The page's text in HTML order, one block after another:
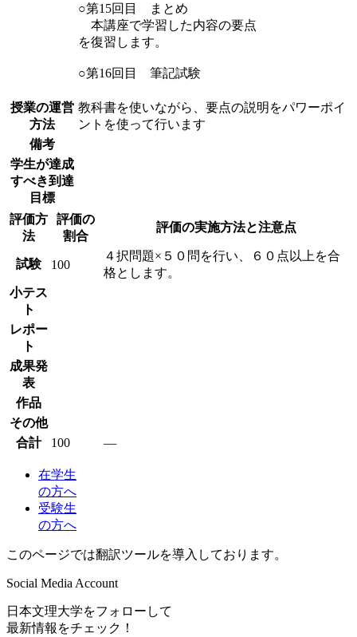
○第15回目 まとめ
本講座で学習した内容の要点
を復習します。
○第16回目 筆記試験
授業の運営
方法
教科書を使いながら、要点の説明をパワーポイ
ントを使って行います
備考
学生が達成
すべき到達
目標
評価方
法
評価の
割合
評価の実施方法と注意点
試験 100
４択問題×５０問を行い、６０点以上を合
格とします。
小テス
ト
レポー
ト
成果発
表
作品
その他
合計
100 ―
在学生
の方へ
受験生
の方へ
このページでは翻訳ツールを導入しております。
Social Media Account
日本文理大学をフォローして
最新情報をチェック！